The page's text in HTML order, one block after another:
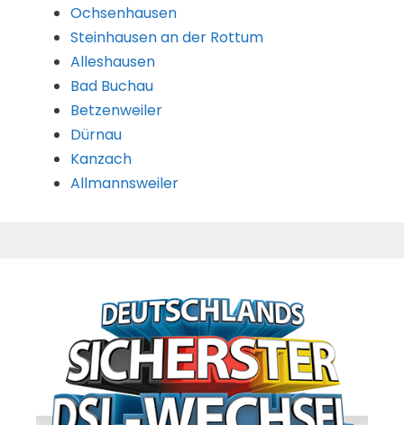
Ochsenhausen
Steinhausen an der Rottum
Alleshausen
Bad Buchau
Betzenweiler
Dürnau
Kanzach
Allmannsweiler